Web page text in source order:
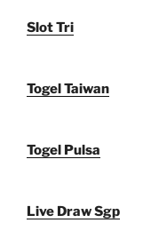
Slot Tri
Togel Taiwan
Togel Pulsa
Live Draw Sgp